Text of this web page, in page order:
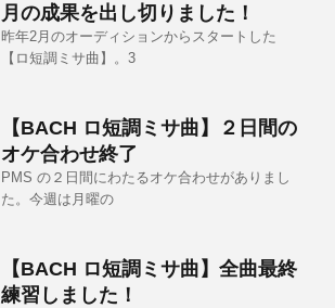
月の成果を出し切りました！
昨年2月のオーディションからスタートした
【ロ短調ミサ曲】。3
【BACH ロ短調ミサ曲】２日間の
オケ合わせ終了
PMS の２日間にわたるオケ合わせがありまし
た。今週は月曜の
【BACH ロ短調ミサ曲】全曲最終
練習しました！